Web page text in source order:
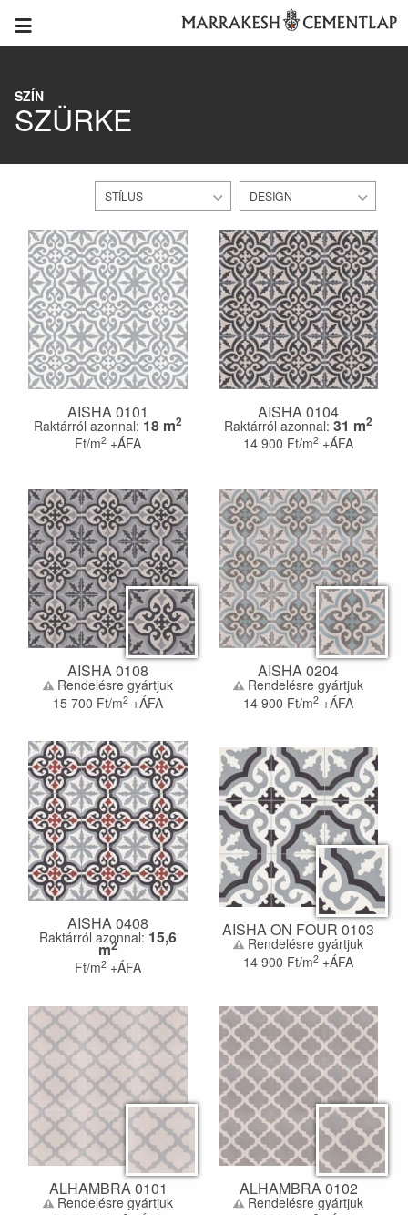
SZÍN
SZÜRKE
STÍLUS DESIGN
AISHA 0101
Raktárról azonnal: 18 m2
Ft/m2 +ÁFA
AISHA 0104
Raktárról azonnal: 31 m2
14 900 Ft/m2 +ÁFA
AISHA 0108
Rendelésre gyártjuk
15 700 Ft/m2 +ÁFA
AISHA 0204
Rendelésre gyártjuk
14 900 Ft/m2 +ÁFA
AISHA 0408
Raktárról azonnal: 15,6
m2
Ft/m2 +ÁFA
AISHA ON FOUR 0103
Rendelésre gyártjuk
14 900 Ft/m2 +ÁFA
ALHAMBRA 0101
Rendelésre gyártjuk
ALHAMBRA 0102
Rendelésre gyártjuk